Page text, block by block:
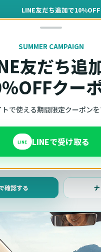
LINE友だち追加で10%OFF
SUMMER CAMPAIGN
友だち追
クー
で使える期間限定クーポンを
LINE LINEで受け取る
ト確認
年式で適合
ットキャスト）の対応製品
迷った場合は、車種と年式を選
確認する